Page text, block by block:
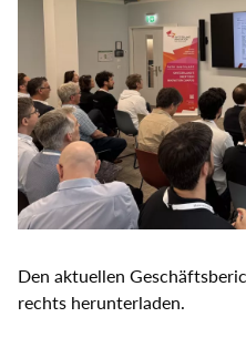
Den aktuellen
rechts herunterladen.